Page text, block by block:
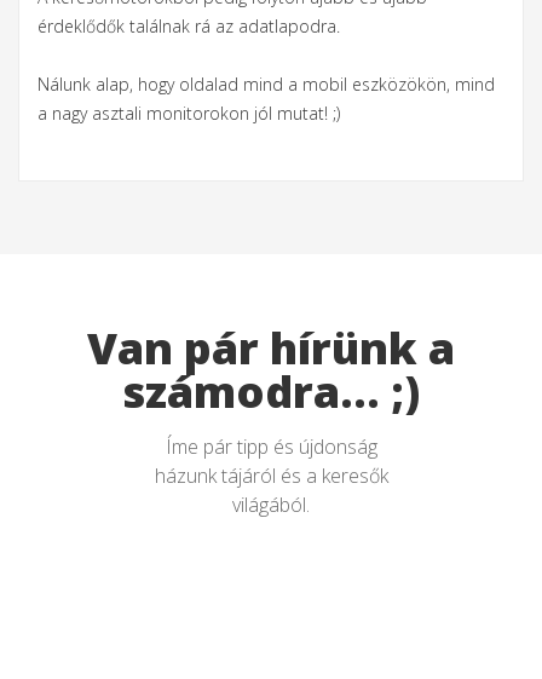
érdeklődők találnak rá az adatlapodra.
Nálunk alap, hogy oldalad mind a mobil eszközökön, mind
a nagy asztali monitorokon jól mutat! ;)
Van pár hírünk a
számodra... ;)
Íme pár tipp és újdonság
házunk tájáról és a keresők
világából.